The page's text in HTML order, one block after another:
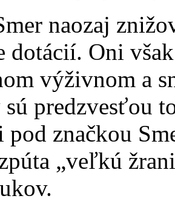
naozaj
dotácií. Oni
výživnom a
predzvesťou
pod značkou
„veľkú